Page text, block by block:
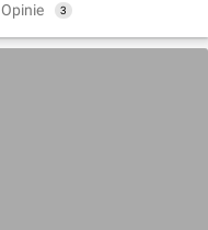
Opinie 3